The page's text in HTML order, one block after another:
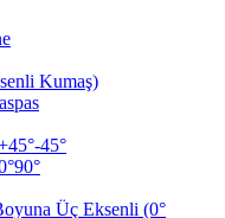
Kumaş)
45°
Üç Eksenli (0°